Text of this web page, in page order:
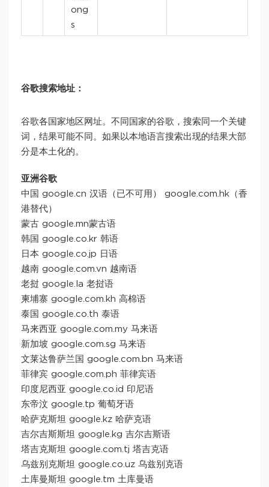
ong
s
谷歌搜索地址：
谷歌各国家地区网址。不同国家的谷歌，搜索同一个关键
词，结果可能不同。如果以本地语言搜索出现的结果大部
分是本土化的。
亚洲谷歌
中国 google.cn 汉语（已不可用） google.com.hk（香
港替代）
蒙古 google.mn蒙古语
韩国 google.co.kr 韩语
日本 google.co.jp 日语
越南 google.com.vn 越南语
老挝 google.la 老挝语
柬埔寨 google.com.kh 高棉语
泰国 google.co.th 泰语
马来西亚 google.com.my 马来语
新加坡 google.com.sg 马来语
文莱达鲁萨兰国 google.com.bn 马来语
菲律宾 google.com.ph 菲律宾语
印度尼西亚 google.co.id 印尼语
东帝汶 google.tp 葡萄牙语
哈萨克斯坦 google.kz 哈萨克语
吉尔吉斯斯坦 google.kg 吉尔吉斯语
塔吉克斯坦 google.com.tj 塔吉克语
乌兹别克斯坦 google.co.uz 乌兹别克语
土库曼斯坦 google.tm 土库曼语